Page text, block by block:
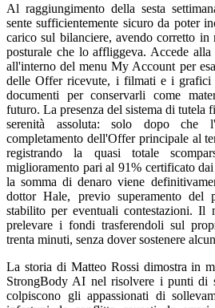
Al raggiungimento della sesta
sente sufficientemente sicuro da poter
carico sul bilanciere, avendo corretto
posturale che lo affliggeva. Accede alla
all'interno del menu My Account per
delle Offer ricevute, i filmati e i grafici
documenti per conservarli come
futuro. La presenza del sistema di tutela
serenità assoluta: solo dopo che
completamento dell'Offer principale al
registrando la quasi totale
miglioramento pari al 91% certificato
la somma di denaro viene
dottor Hale, previo superamento del
stabilito per eventuali contestazioni. Il
prelevare i fondi trasferendoli sul
trenta minuti, senza dover sostenere
La storia di Matteo Rossi dimostra in
StrongBody AI nel risolvere i punti di
colpiscono gli appassionati di